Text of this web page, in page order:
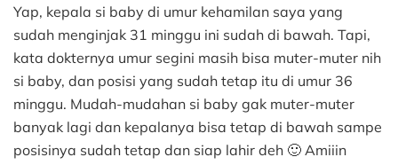
Yap, kepala si baby di umur kehamilan saya yang
sudah menginjak 31 minggu ini sudah di bawah. Tapi,
kata dokternya umur segini masih bisa muter-muter nih
si baby, dan posisi yang sudah tetap itu di umur 36
minggu. Mudah-mudahan si baby gak muter-muter
banyak lagi dan kepalanya bisa tetap di bawah sampe
posisinya sudah tetap dan siap lahir deh 🙂 Amiiin